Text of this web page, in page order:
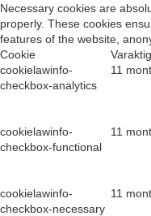
Necessary cookies are
properly. These cookies
features of the website,
Cookie
cookielawinfo-
checkbox-analytics
11
cookielawinfo-
checkbox-functional
11
cookielawinfo-
checkbox-necessary
11